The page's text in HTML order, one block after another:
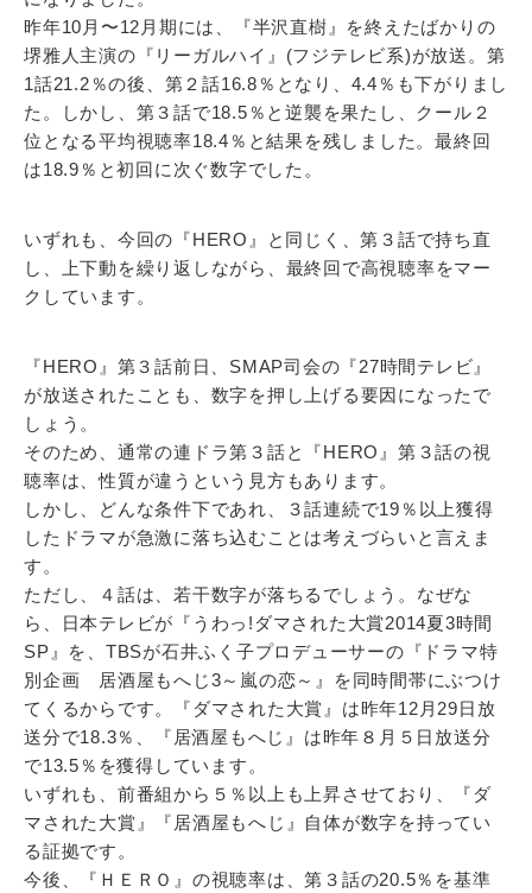
昨年10月〜12月期には、『半沢直樹』を終えたばかりの
堺雅人主演の『リーガルハイ』(フジテレビ系)が放送。第
1話21.2％の後、第２話16.8％となり、4.4％も下がりまし
た。しかし、第３話で18.5％と逆襲を果たし、クール２
位となる平均視聴率18.4％と結果を残しました。最終回
は18.9％と初回に次ぐ数字でした。
いずれも、今回の『HERO』と同じく、第３話で持ち直
し、上下動を繰り返しながら、最終回で高視聴率をマー
クしています。
『HERO』第３話前日、SMAP司会の『27時間テレビ』
が放送されたことも、数字を押し上げる要因になったで
しょう。
そのため、通常の連ドラ第３話と『HERO』第３話の視
聴率は、性質が違うという見方もあります。
しかし、どんな条件下であれ、３話連続で19％以上獲得
したドラマが急激に落ち込むことは考えづらいと言えま
す。
ただし、４話は、若干数字が落ちるでしょう。なぜな
ら、日本テレビが『うわっ!ダマされた大賞2014夏3時間
SP』を、TBSが石井ふく子プロデューサーの『ドラマ特
別企画 居酒屋もへじ3～嵐の恋～』を同時間帯にぶつけ
てくるからです。『ダマされた大賞』は昨年12月29日放
送分で18.3％、『居酒屋もへじ』は昨年８月５日放送分
で13.5％を獲得しています。
いずれも、前番組から５％以上も上昇させており、『ダ
マされた大賞』『居酒屋もへじ』自体が数字を持ってい
る証拠です。
今後、『ＨＥＲＯ』の視聴率は、第３話の20.5％を基準